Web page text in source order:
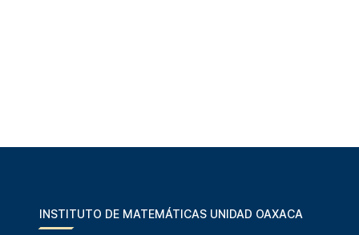
INSTITUTO DE MATEMÁTICAS UNIDAD OAXACA